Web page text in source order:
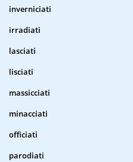
inverniciati
irradiati
lasciati
lisciati
massicciati
minacciati
officiati
parodiati